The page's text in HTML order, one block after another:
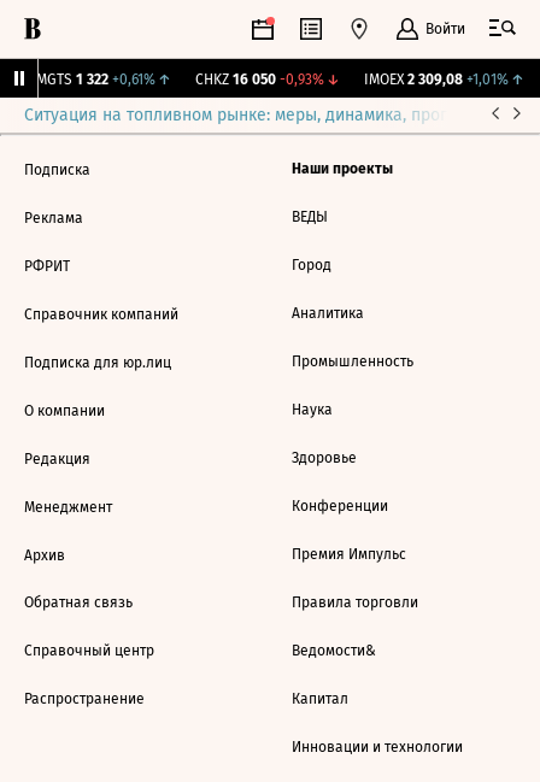
Войти
MGTS 1 322 +0,61%↑ CHKZ 16 050 -0,93%↓ IMOEX 2 309,08 +1,01%↑
Ситуация на топливном рынке: меры, динамика, прогнозы
Подписка
Реклама
РФРИТ
Справочник компаний
Подписка для юр.лиц
О компании
Редакция
Менеджмент
Архив
Обратная связь
Справочный центр
Распространение
Наши проекты
ВЕДЫ
Город
Аналитика
Промышленность
Наука
Здоровье
Конференции
Премия Импульс
Правила торговли
Ведомости&
Капитал
Инновации и технологии